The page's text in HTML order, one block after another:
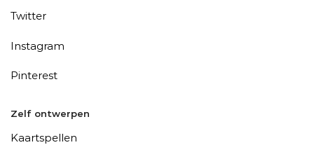
Twitter
Instagram
Pinterest
Zelf ontwerpen
Kaartspellen